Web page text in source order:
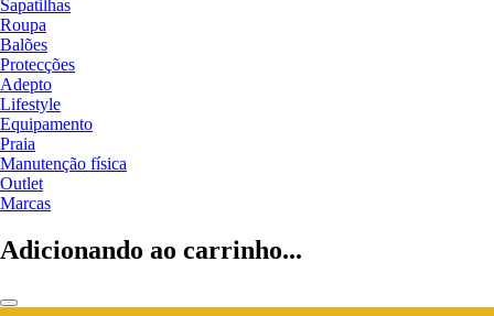
Sapatilhas
Roupa
Balões
Protecções
Adepto
Lifestyle
Equipamento
Praia
Manutenção física
Outlet
Marcas
Adicionando ao carrinho...